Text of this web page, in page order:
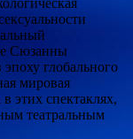
Сюзанны
глобального
мировая
этих спектаклях,
театральным